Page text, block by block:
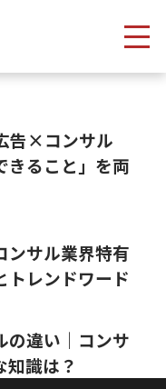
メ
告×コンサル
きること」を両
ンサル業界特有
トレンドワード
の違い｜コンサ
知識は？